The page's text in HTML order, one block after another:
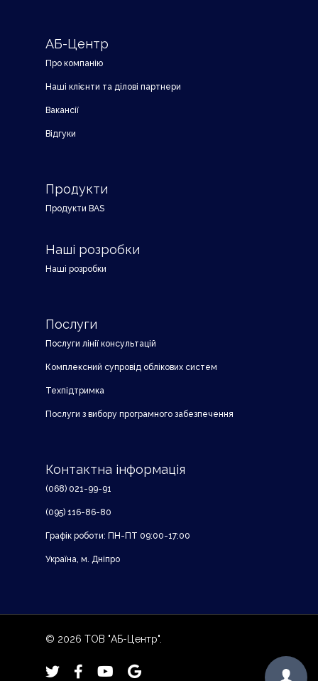
АБ-Центр
Про компанію
Наші клієнти та ділові партнери
Вакансії
Відгуки
Продукти
Продукти BAS
Наші розробки
Наші розробки
Послуги
Послуги лінії консультацій
Комплексний супровід облікових систем
Техпідтримка
Послуги з вибору програмного забезпечення
Контактна інформація
(068) 021-99-91
(095) 116-86-80
Графік роботи: ПН-ПТ 09:00-17:00
Україна, м. Дніпро
© 2026 ТОВ "АБ-Центр".
twitter facebookyoutubegoogle-